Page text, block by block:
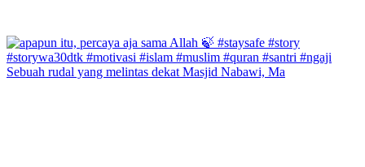
Sebuah rudal yang melintas dekat Masjid Nabawi, Ma